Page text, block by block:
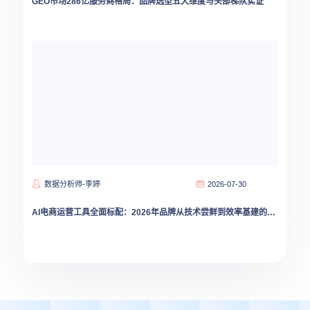
数据分析师-李婷 2026-07-30
AI电商运营工具全面标配：2026年品牌从技术尝鲜到效率基建的跃迁